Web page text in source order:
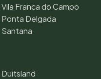
Vila Franca do Campo
Ponta Delgada
Santana
Duitsland